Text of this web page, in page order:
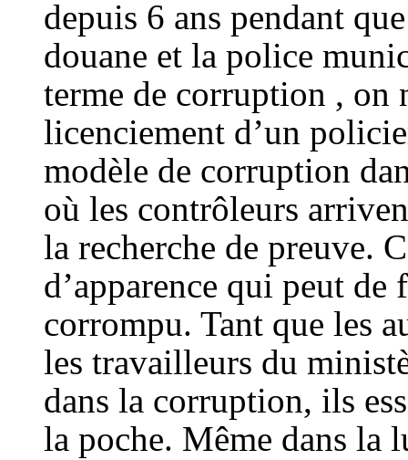
depuis 6 ans pendant
douane et la police
terme de corruption , on
licenciement d’un
modèle de corruption
où les contrôleurs
la recherche de preuve.
d’apparence qui peut
corrompu. Tant que les
les travailleurs du
dans la corruption, ils
la poche. Même dans la